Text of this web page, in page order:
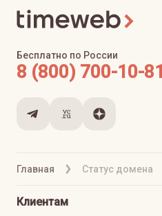
Главная Статус домена
Бесплатно по России
8 (800) 700-10-81
Клиентам